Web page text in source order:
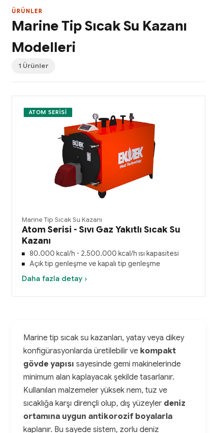
ÜRÜNLER
Marine Tip Sıcak Su Kazanı
Modelleri
1 Ürünler
ATOM SERISI
Marine Tip Sıcak Su Kazanı
Atom Serisi - Sıvı Gaz Yakıtlı Sıcak Su
Kazanı
80.000 kcal/h - 2.500.000 kcal/h ısı kapasitesi
Açık tip genleşme ve kapalı tip genleşme
Daha fazla detay ›
Marine tip sıcak su kazanları, yatay veya dikey
konfigürasyonlarda üretilebilir ve kompakt
gövde yapısı sayesinde gemi makinelerinde
minimum alan kaplayacak şekilde tasarlanır.
Kullanılan malzemeler yüksek nem, tuz ve
sıcaklığa karşı dirençli olup, dış yüzeyler deniz
ortamına uygun antikorozif boyalarla
kaplanır. Bu sayede sistem, zorlu deniz